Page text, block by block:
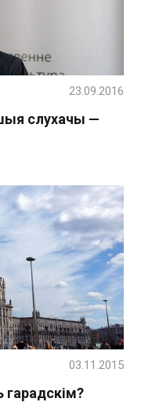
слухачы —
23.09.2016
03.11.2015